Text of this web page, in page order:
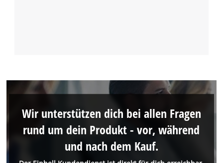
Wir unterstützen dich bei allen Fragen
rund um dein Produkt - vor, während
und nach dem Kauf.